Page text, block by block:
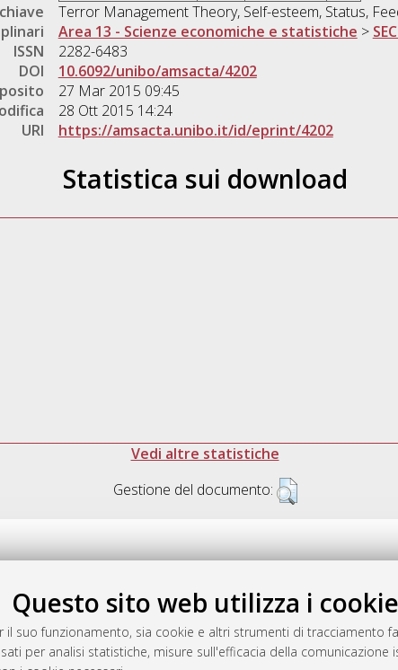
Questo sito web utilizza i cookie
suo funzionamento, sia cookie e altri strumenti di tracciamento
per analisi statistiche, misure sull'efficacia della
Terror Management Theory, Self-esteem, Status,
Area 13 - Scienze economiche e statistiche >
ISSN
2282-6483
DOI
10.6092/unibo/amsacta/4202
27 Mar 2015 09:45
28 Ott 2015 14:24
URI
https://amsacta.unibo.it/id/eprint/4202
Statistica sui download
Vedi altre statistiche
Gestione del documento:
R3P19R
da
AlmaDL